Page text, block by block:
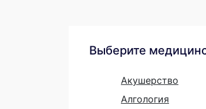
Выберите
Акушерство
Алгология